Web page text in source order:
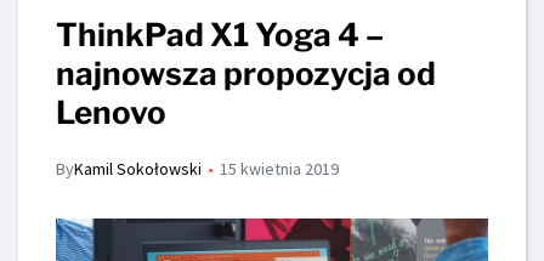
ThinkPad X1 Yoga 4 –
najnowsza propozycja od
Lenovo
ByKamil Sokołowski 15 kwietnia 2019